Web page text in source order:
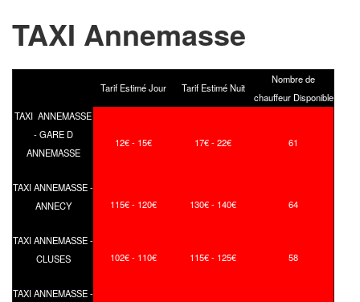
TAXI Annemasse
Tarif Estimé Jour Tarif Estimé Nuit
Nombre de
chauffeur Disponible
TAXI ANNEMASSE
- GARE D
ANNEMASSE
12€ - 15€ 17€ - 22€ 61
TAXI ANNEMASSE -
ANNECY
115€ - 120€ 130€ - 140€ 64
TAXI ANNEMASSE -
CLUSES
102€ - 110€ 115€ - 125€ 58
TAXI ANNEMASSE -